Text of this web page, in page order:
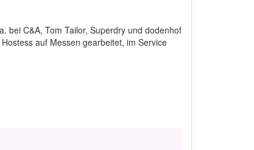
bei C&A, Tom Tailor, Superdry und dodenhof
auf Messen gearbeitet, im Service